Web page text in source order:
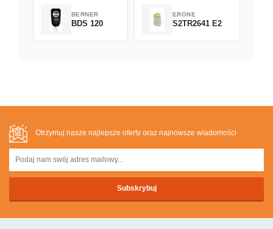
BERNER
BDS 120
ERONE
S2TR2641 E2
Otrzymuj nasze najlepsze oferty oraz najnowsze wiadomości